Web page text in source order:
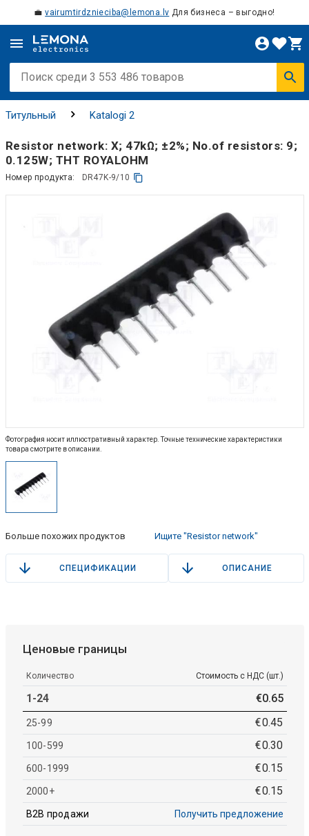
💼vairumtirdznieciba@lemona.lv Для бизнеса – выгодно!
Титульный Katalogi 2
Resistor network: X; 47kΩ; ±2%; No.of resistors: 9;
0.125W; THT ROYALOHM
Номер продукта: DR47K-9/10
Фотография носит иллюстративный характер. Точные технические характеристики
товара смотрите в описании.
Больше похожих продуктов Ищите "Resistor network"
СПЕЦИФИКАЦИИ ОПИСАНИЕ
Ценовые границы
Количество Стоимость с НДС (шт.)
1-24 €0.65
25-99 €0.45
100-599 €0.30
600-1999 €0.15
2000+ €0.15
B2B продажи Получить предложение